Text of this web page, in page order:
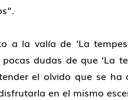
a la valía de ‘La
dudas de que ‘La
el olvido que se ha
en el mismo